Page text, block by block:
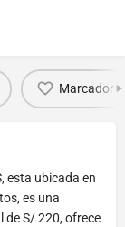
Marcador
esta ubicada en
es una
de S/ 220, ofrece